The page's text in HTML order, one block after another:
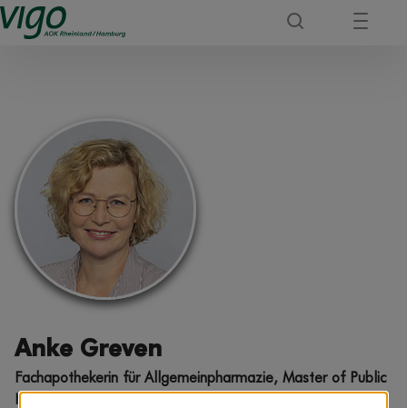
Anke Greven
Fachapothekerin für Allgemeinpharmazie, Master of Public
Health